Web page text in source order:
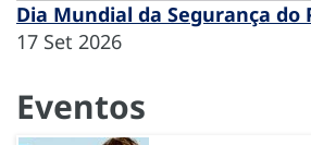
Dia Mundial da Segurança do
17 Set 2026
Eventos